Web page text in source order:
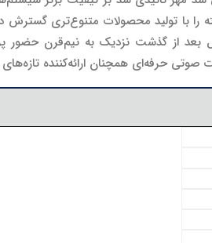
از گذشت نزدیک به نیم‌قرن حضور
حرفه‌ای همچنان ارائه‌کننده